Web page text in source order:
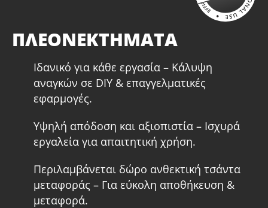
χρησιμοποιηθεί με όλα τα ηλεκτρικά εργαλεία 20V που
BRUSHLESS
O KRAUSMANN® BRUSHLESS κινητήρας εξαλείφει αυτή την
σπατάλη ενέργειας που χρειάζονται οι ψύκτρες για
αναπαραγωγή τριβής. Έτσι, αυξάνεται η αυτονομία, η
απόδοση και η διάρκεια ζωής του εργαλείου, καθιστώντας
το ιδανικό για βαρέως τύπου εργασίες.
ΠΛΕΟΝΕΚΤΗΜΑΤΑ
Ιδανικό για κάθε εργασία – Κάλυψη
αναγκών σε DIY & επαγγελματικές
εφαρμογές.
Υψηλή απόδοση και αξιοπιστία – Ισχυρά
εργαλεία για απαιτητική χρήση.
Περιλαμβάνεται δώρο ανθεκτική τσάντα
μεταφοράς – Για εύκολη αποθήκευση &
μεταφορά.
ΔΩΡΟ